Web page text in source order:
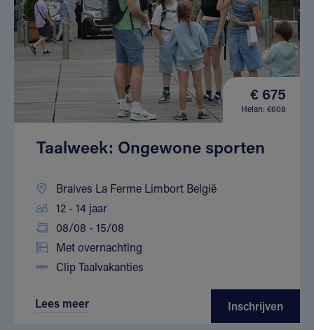
€ 675
Helan: €608
Taalweek: Ongewone sporten
Braives La Ferme Limbort België
12 - 14 jaar
08/08 - 15/08
Met overnachting
Clip Taalvakanties
Lees meer Inschrijven